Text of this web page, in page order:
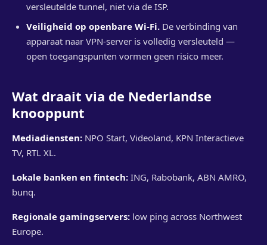
versleutelde tunnel, niet via de ISP.
Veiligheid op openbare Wi-Fi. De verbinding van
apparaat naar VPN-server is volledig versleuteld —
open toegangspunten vormen geen risico meer.
Wat draait via de Nederlandse
knooppunt
Mediadiensten: NPO Start, Videoland, KPN Interactieve
TV, RTL XL.
Lokale banken en fintech: ING, Rabobank, ABN AMRO,
bunq.
Regionale gamingservers: low ping across Northwest
Europe.